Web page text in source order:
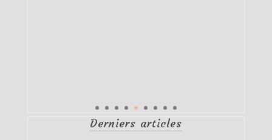
Derniers articles